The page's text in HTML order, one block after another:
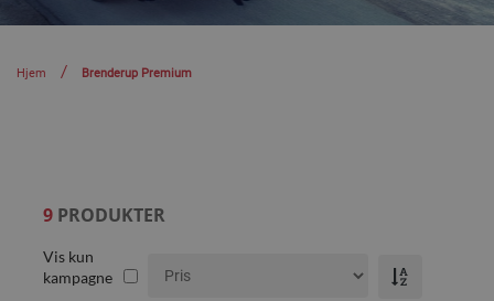
Hjem Brenderup Premium
9PRODUKTER
Vis kun
kampagne